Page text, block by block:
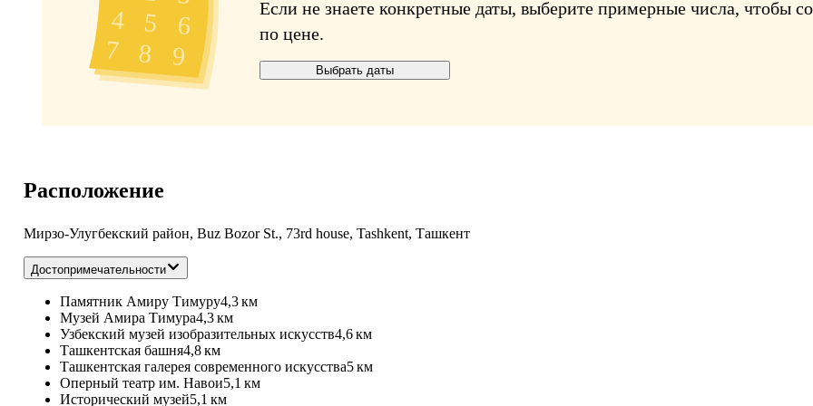
Если не знаете конкретные даты, выберите примерные числа, чтобы
по цене.
Выбрать даты
Расположение
Мирзо-Улугбекский район, Buz Bozor St., 73rd house, Tashkent, Ташкент
Достопримечательности
Памятник Амиру Тимуру4,3 км
Музей Амира Тимура4,3 км
Узбекский музей изобразительных искусств4,6 км
Ташкентская башня4,8 км
Ташкентская галерея современного искусства5 км
Оперный театр им. Навои5,1 км
Исторический музей5,1 км